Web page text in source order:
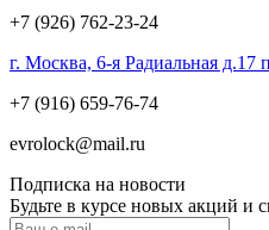
+7 (926) 762-23-24
г. Москва, 6-я Радиальная д.17
+7 (916) 659-76-74
evrolock@mail.ru
Подписка на новости
Будьте в курсе новых акций и